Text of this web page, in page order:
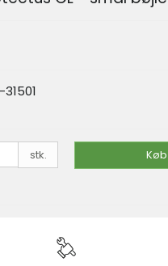
166,80 DKK
31501
stk. Køb